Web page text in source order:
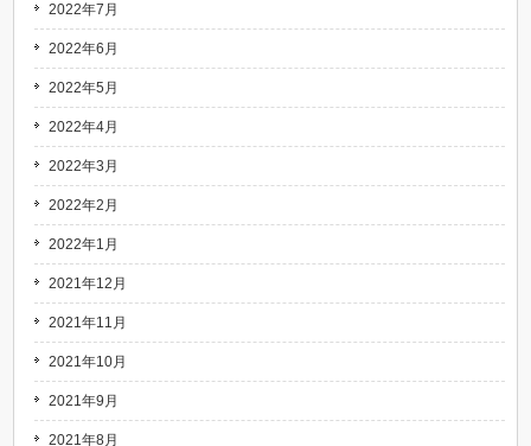
2022年7月
2022年6月
2022年5月
2022年4月
2022年3月
2022年2月
2022年1月
2021年12月
2021年11月
2021年10月
2021年9月
2021年8月